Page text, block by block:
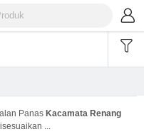
Panas Kacamata Renang
...